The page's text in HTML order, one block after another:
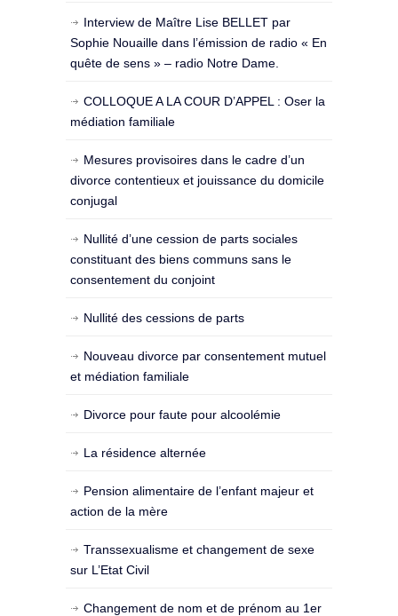
Interview de Maître Lise BELLET par
Sophie Nouaille dans l’émission de radio « En
quête de sens » – radio Notre Dame.
COLLOQUE A LA COUR D’APPEL : Oser la
médiation familiale
Mesures provisoires dans le cadre d’un
divorce contentieux et jouissance du domicile
conjugal
Nullité d’une cession de parts sociales
constituant des biens communs sans le
consentement du conjoint
Nullité des cessions de parts
Nouveau divorce par consentement mutuel
et médiation familiale
Divorce pour faute pour alcoolémie
La résidence alternée
Pension alimentaire de l’enfant majeur et
action de la mère
Transsexualisme et changement de sexe
sur L’Etat Civil
Changement de nom et de prénom au 1er